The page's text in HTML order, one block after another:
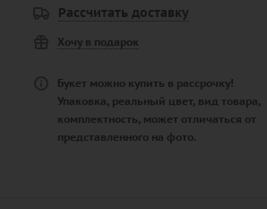
Рассчитать доставку
Хочу в подарок
Букет можно купить в рассрочку!
Упаковка, реальный цвет, вид товара,
комплектность, может отличаться от
представленного на фото.